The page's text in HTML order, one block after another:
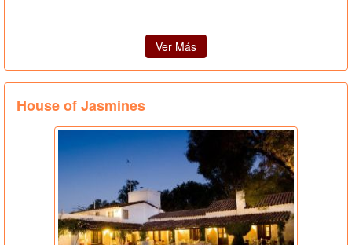
Ver Más
House of Jasmines